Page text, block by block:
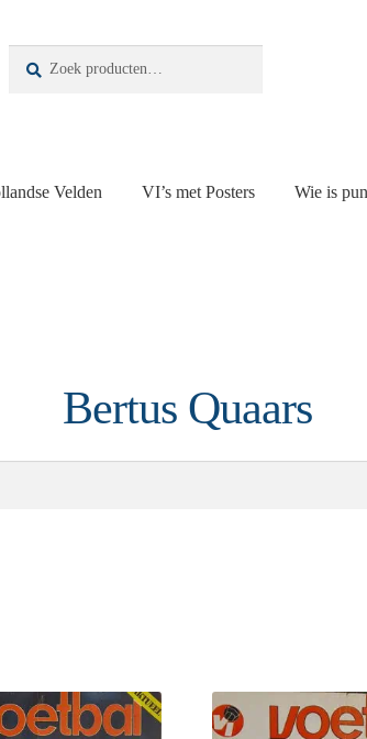
Zoeken
Velden VI’s met Posters Wie is
Bertus Quaars